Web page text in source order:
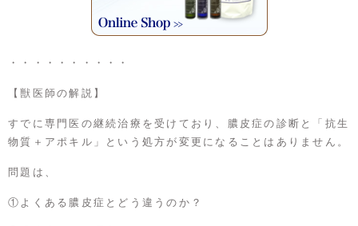
・・・・・・・・・・
【獣医師の解説】
すでに専門医の継続治療を受けており、膿皮症の診断と「抗生
物質＋アポキル」という処方が変更になることはありません。
問題は、
①よくある膿皮症とどう違うのか？